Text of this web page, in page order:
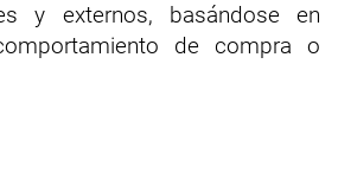
y externos, basándose en
de compra o